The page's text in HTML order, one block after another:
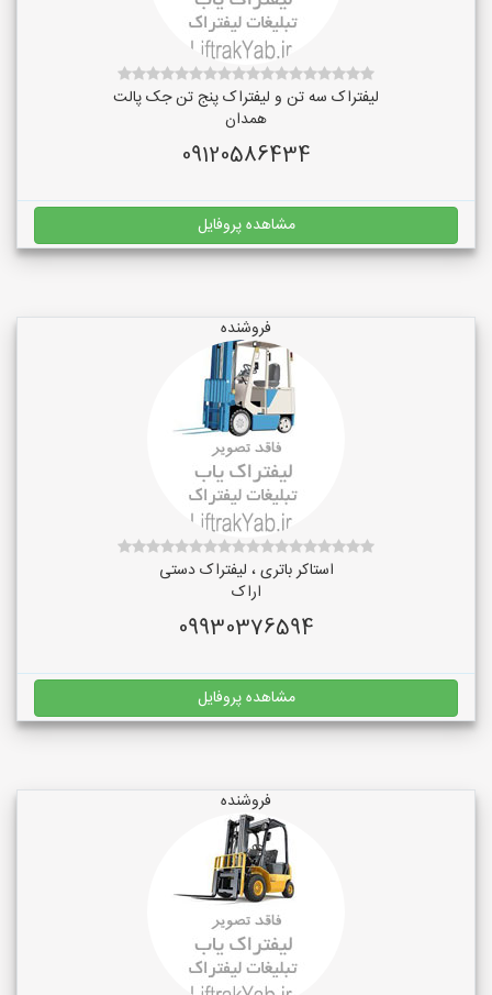
لیفتراک سه تن و لیفتراک پنج تن جک پالت
همدان
09120586434
مشاهده پروفایل
فروشنده
استاکر باتری ، لیفتراک دستی
اراک
09930376594
مشاهده پروفایل
فروشنده